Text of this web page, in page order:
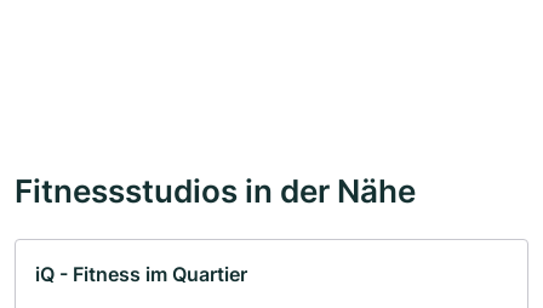
Fitnessstudios in der Nähe
iQ - Fitness im Quartier